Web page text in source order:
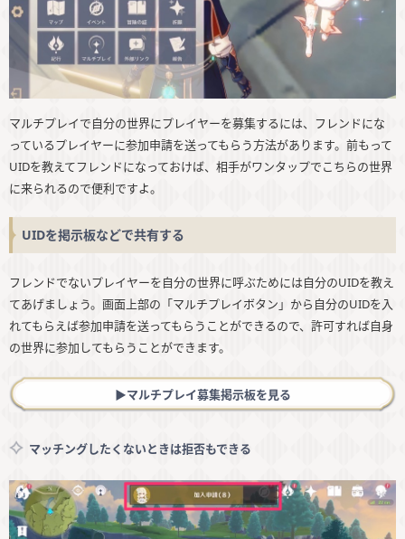
マルチプレイで自分の世界にプレイヤーを募集するには、フレンドにな
っているプレイヤーに参加申請を送ってもらう方法があります。前もって
UIDを教えてフレンドになっておけば、相手がワンタップでこちらの世界
に来られるので便利ですよ。
UIDを掲示板などで共有する
フレンドでないプレイヤーを自分の世界に呼ぶためには自分のUIDを教え
てあげましょう。画面上部の「マルチプレイボタン」から自分のUIDを入
れてもらえば参加申請を送ってもらうことができるので、許可すれば自身
の世界に参加してもらうことができます。
▶︎マルチプレイ募集掲示板を見る
マッチングしたくないときは拒否もできる